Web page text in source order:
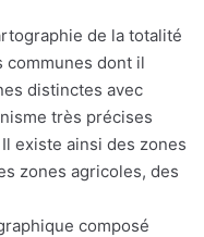
de la totalité
communes dont il
distinctes avec
très précises
existe ainsi des zones
zones agricoles, des
composé